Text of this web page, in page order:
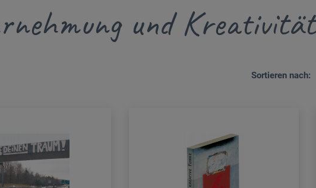
und Kreativität
Sortieren nach: